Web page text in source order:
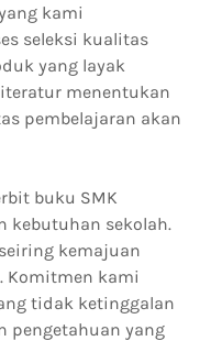
kami
seleksi kualitas
yang layak
menentukan
pembelajaran akan
buku SMK
kebutuhan sekolah.
kemajuan
Komitmen kami
tidak ketinggalan
pengetahuan yang